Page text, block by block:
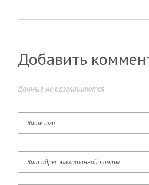
Добавить
Данные не разглашаются